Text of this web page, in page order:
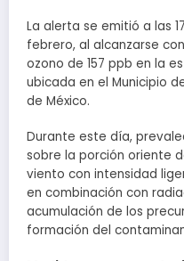
La alerta se emitió a las
febrero, al alcanzarse
ozono de 157 ppb en la
ubicada en el Municipio
de México.
Durante este día,
sobre la porción oriente
viento con intensidad
en combinación con
acumulación de los
formación del